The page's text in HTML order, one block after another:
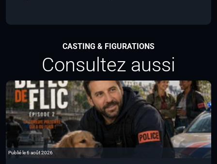
CASTING & FIGURATIONS
Consultez aussi
Publié le 6 août 2026